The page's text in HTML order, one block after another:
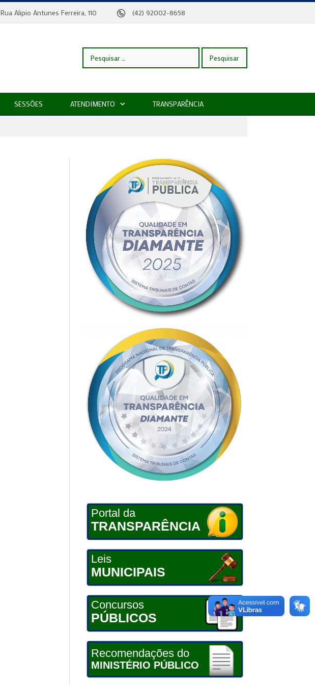
Rua Alipio Antunes Ferreira, 110 (42) 92002-8658
Pesquisar
SESSÕES ATENDIMENTO TRANSPARÊNCIA
Portal da
TRANSPARÊNCIA
Leis
MUNICIPAIS
Concursos
PÚBLICOS
Recomendações do
MINISTÉRIO PÚBLICO